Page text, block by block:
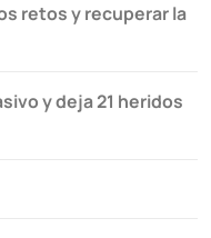
retos y recuperar la
y deja 21 heridos